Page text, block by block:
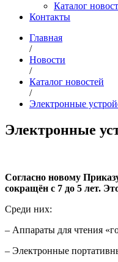
Каталог
Контакты
Главная
/
Новости
/
Каталог новостей
/
Электронные
Электронные
Согласно новому
сокращён с 7 до 5 лет.
Среди них:
– Аппараты для чтения
– Электронные